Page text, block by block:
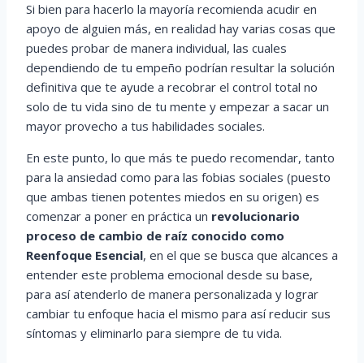
Si bien para hacerlo la mayoría recomienda acudir en
apoyo de alguien más, en realidad hay varias cosas que
puedes probar de manera individual, las cuales
dependiendo de tu empeño podrían resultar la solución
definitiva que te ayude a recobrar el control total no
solo de tu vida sino de tu mente y empezar a sacar un
mayor provecho a tus habilidades sociales.
En este punto, lo que más te puedo recomendar, tanto
para la ansiedad como para las fobias sociales (puesto
que ambas tienen potentes miedos en su origen) es
comenzar a poner en práctica un revolucionario
proceso de cambio de raíz conocido como
Reenfoque Esencial, en el que se busca que alcances a
entender este problema emocional desde su base,
para así atenderlo de manera personalizada y lograr
cambiar tu enfoque hacia el mismo para así reducir sus
síntomas y eliminarlo para siempre de tu vida.